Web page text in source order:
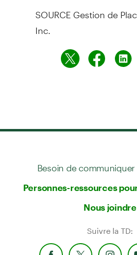
SOURCE Gestion de
Inc.
Besoin de
Personnes-ressources
Nous joindre
Suivre la TD: